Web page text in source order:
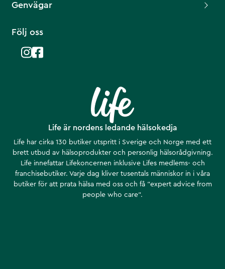
Life är nordens ledande hälsokedja
Life har cirka 130 butiker utspritt i Sverige och Norge med ett
brett utbud av hälsoprodukter och personlig hälsorådgivning.
Life innefattar Lifekoncernen inklusive Lifes medlems- och
franchisebutiker. Varje dag kliver tusentals människor in i våra
butiker för att prata hälsa med oss och få ”expert advice from
people who care”.
Genvägar
Följ oss